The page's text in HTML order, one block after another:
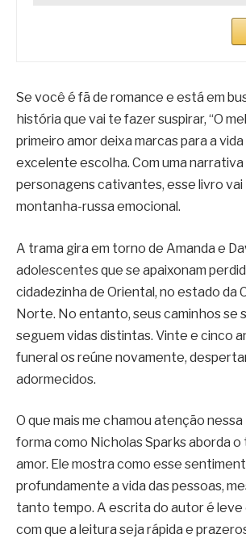
Se você é fã de romance e está em
história que vai te fazer suspirar, “O
primeiro amor deixa marcas para a vida
excelente escolha. Com uma
personagens cativantes, esse livro vai
montanha-russa emocional.
A trama gira em torno de Amanda e
adolescentes que se apaixonam
cidadezinha de Oriental, no estado da
Norte. No entanto, seus caminhos se
seguem vidas distintas. Vinte e cinco
funeral os reúne novamente,
adormecidos.
O que mais me chamou atenção
forma como Nicholas Sparks aborda o
amor. Ele mostra como esse
profundamente a vida das pessoas,
tanto tempo. A escrita do autor é leve
com que a leitura seja rápida e